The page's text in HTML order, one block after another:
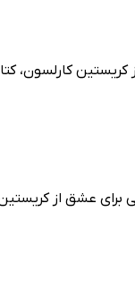
کارلسون،
عشق از